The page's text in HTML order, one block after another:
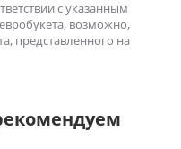
с указанным
возможно,
представленного на